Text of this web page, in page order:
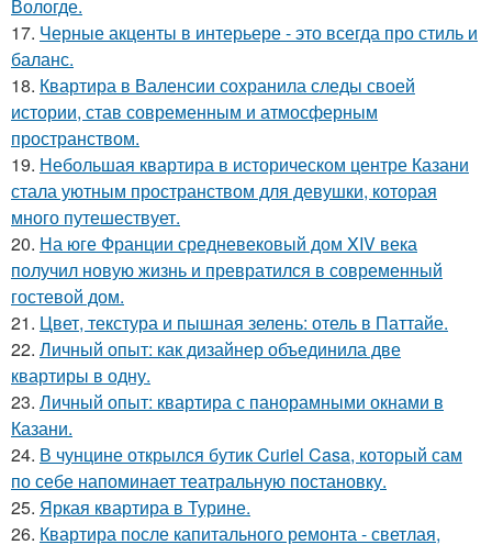
Вологде.
17. Черные акценты в интерьере - это всегда про стиль и
баланс.
18. Квартира в Валенсии сохранила следы своей
истории, став современным и атмосферным
пространством.
19. Небольшая квартира в историческом центре Казани
стала уютным пространством для девушки, которая
много путешествует.
20. На юге Франции средневековый дом XIV века
получил новую жизнь и превратился в современный
гостевой дом.
21. Цвет, текстура и пышная зелень: отель в Паттайе.
22. Личный опыт: как дизайнер объединила две
квартиры в одну.
23. Личный опыт: квартира с панорамными окнами в
Казани.
24. В чунцине открылся бутик Curiel Casa, который сам
по себе напоминает театральную постановку.
25. Яркая квартира в Турине.
26. Квартира после капитального ремонта - светлая,